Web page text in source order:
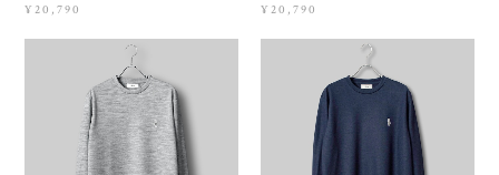
¥20,790 ¥20,790